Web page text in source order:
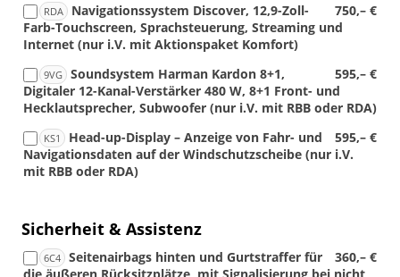
RDA 750,– €
Navigationssystem Discover, 12,9-Zoll-
Farb-Touchscreen, Sprachsteuerung, Streaming und
Internet (nur i.V. mit Aktionspaket Komfort)
9VG 595,– €
Soundsystem Harman Kardon 8+1,
Digitaler 12-Kanal-Verstärker 480 W, 8+1 Front- und
Hecklautsprecher, Subwoofer (nur i.V. mit RBB oder RDA)
KS1 595,– €
Head-up-Display – Anzeige von Fahr- und
Navigationsdaten auf der Windschutzscheibe (nur i.V.
mit RBB oder RDA)
Sicherheit & Assistenz
6C4 360,– €
Seitenairbags hinten und Gurtstraffer für